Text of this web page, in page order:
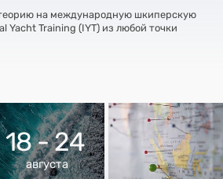
на международную шкиперскую
Yacht Training (IYT) из любой точки
18 - 24
августа